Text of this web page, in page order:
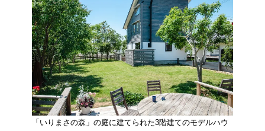
「いりまさの森」の庭に建てられた3階建てのモデルハウ